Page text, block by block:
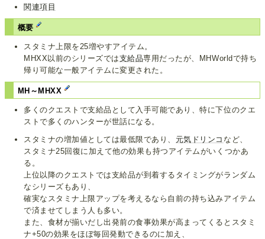
関連項目
概要
スタミナ上限を25増やすアイテム。
MHXX以前のシリーズでは支給品専用だったが、MHWorldで持ち
帰り可能な一般アイテムに変更された。
MH～MHXX
多くのクエストで支給品として入手可能であり、特に下位のクエ
ストで多くのハンターが世話になる。
スタミナの増加値としては最低限であり、 元気ドリンコ など、
スタミナ25回復に加えて他の効果も持つアイテムがいくつかあ
る。
上位以降のクエストでは支給品が到着するタイミングがランダム
なシリーズもあり、
確実なスタミナ上限アップを考えるなら自前の持ち込みアイテム
で済ませてしまう人も多い。
また、食材が揃いだし出発前の食事効果が高まってくるとスタミ
ナ+50の効果をほぼ毎回発動できるのに加え、